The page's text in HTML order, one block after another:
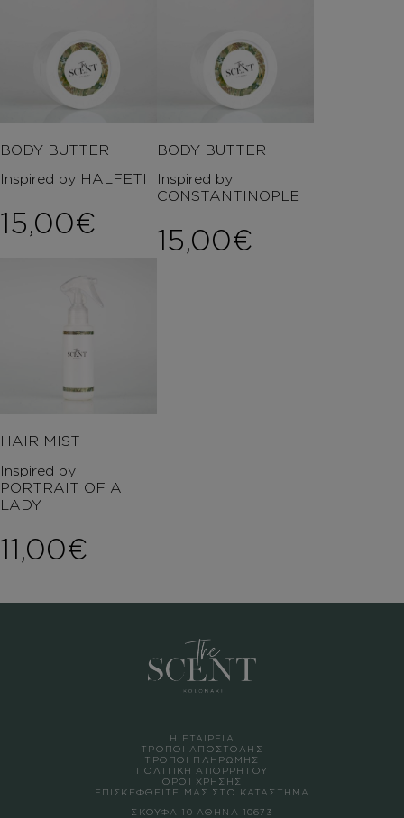
BODY BUTTER
Inspired by HALFETI
15,00€
BODY BUTTER
Inspired by
CONSTANTINOPLE
15,00€
HAIR MIST
Inspired by
PORTRAIT OF A
LADY
11,00€
Η ΕΤΑΙΡΕΙΑ
ΤΡΟΠΟΙ ΑΠΟΣΤΟΛΗΣ
ΤΡΟΠΟΙ ΠΛΗΡΩΜΗΣ
ΠΟΛΙΤΙΚΗ ΑΠΟΡΡΗΤΟΥ
ΟΡΟΙ ΧΡΗΣΗΣ
ΕΠΙΣΚΕΦΘΕΙΤΕ ΜΑΣ ΣΤΟ ΚΑΤΑΣΤΗΜΑ
ΣΚΟΥΦΑ 10 ΑΘΗΝΑ 10673